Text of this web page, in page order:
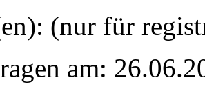
(nur für
am: